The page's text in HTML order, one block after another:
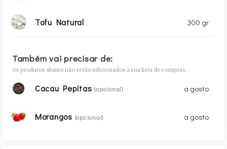
Tofu Natural 300 gr
Também vai precisar de:
Os produtos abaixo não serão adicionados à sua lista de compras.
Cacau Pepitas(opcional) a gosto
Morangos (opcional) a gosto